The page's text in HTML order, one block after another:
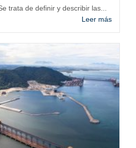
trata de definir y describir las...
Leer más